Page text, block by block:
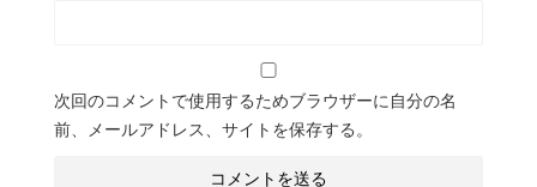
次回のコメントで使用するためブラウザーに自分の名
前、メールアドレス、サイトを保存する。